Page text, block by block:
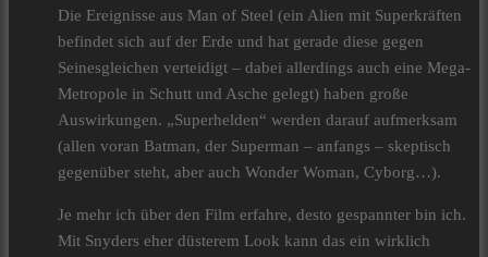
Die Ereignisse aus Man of Steel (ein Alien mit Superkräften
befindet sich auf der Erde und hat gerade diese gegen
Seinesgleichen verteidigt – dabei allerdings auch eine Mega-
Metropole in Schutt und Asche gelegt) haben große
Auswirkungen. „Superhelden“ werden darauf aufmerksam
(allen voran Batman, der Superman – anfangs – skeptisch
gegenüber steht, aber auch Wonder Woman, Cyborg…).
Je mehr ich über den Film erfahre, desto gespannter bin ich.
Mit Snyders eher düsterem Look kann das ein wirklich